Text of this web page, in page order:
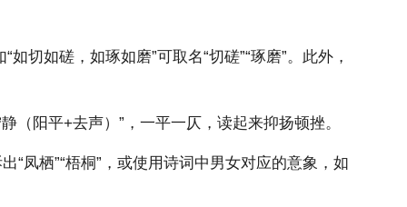
切如磋，如琢如磨”可取名“切磋”“琢磨”。此外，
（阳平+去声）”，一平一仄，读起来抑扬顿挫。
“凤栖”“梧桐”，或使用诗词中男女对应的意象，如